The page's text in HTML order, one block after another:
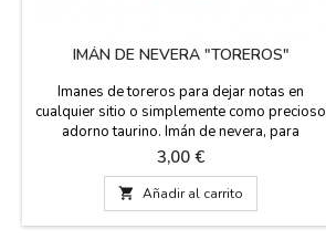
IMÁN DE NEVERA "TOREROS"
Imanes de toreros para dejar notas en
cualquier sitio o simplemente como precioso
adorno taurino. Imán de nevera, para
coleccionar. Disponemos de muchos
modelos. Hechos en resina y en metal o en
plástico.
Precio
3,00 €
 Añadir al carrito